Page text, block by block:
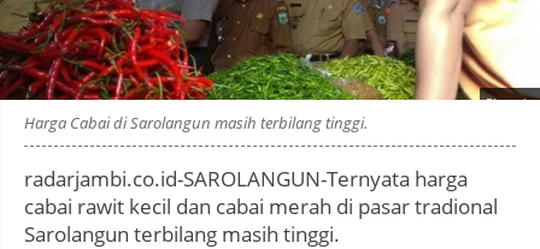
Photo by
Harga Cabai di Sarolangun masih terbilang tinggi.
radarjambi.co.id-SAROLANGUN-Ternyata harga
cabai rawit kecil dan cabai merah di pasar tradional
Sarolangun terbilang masih tinggi.